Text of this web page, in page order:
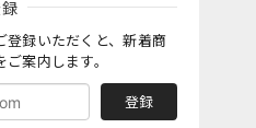
登録いただくと、新着商
案内します。
登録